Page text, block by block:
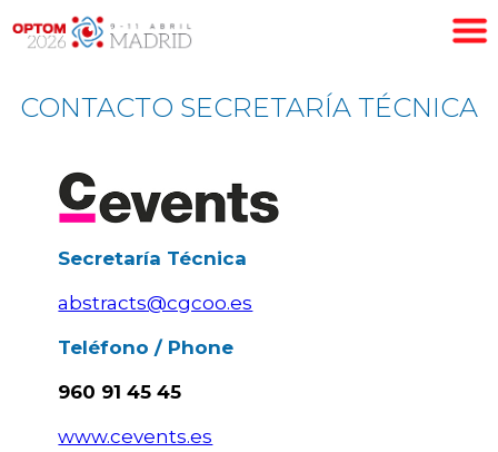
CONTACTO SECRETARÍA TÉCNICA
Secretaría Técnica
abstracts@cgcoo.es
Teléfono / Phone
960 91 45 45
www.cevents.es